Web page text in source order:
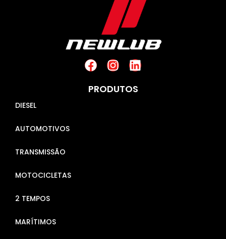
PRODUTOS
DIESEL
AUTOMOTIVOS
TRANSMISSÃO
MOTOCICLETAS
2 TEMPOS
MARÍTIMOS